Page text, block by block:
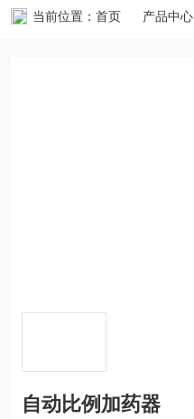
当前位置： 首页 产品中心
自动比例加药器